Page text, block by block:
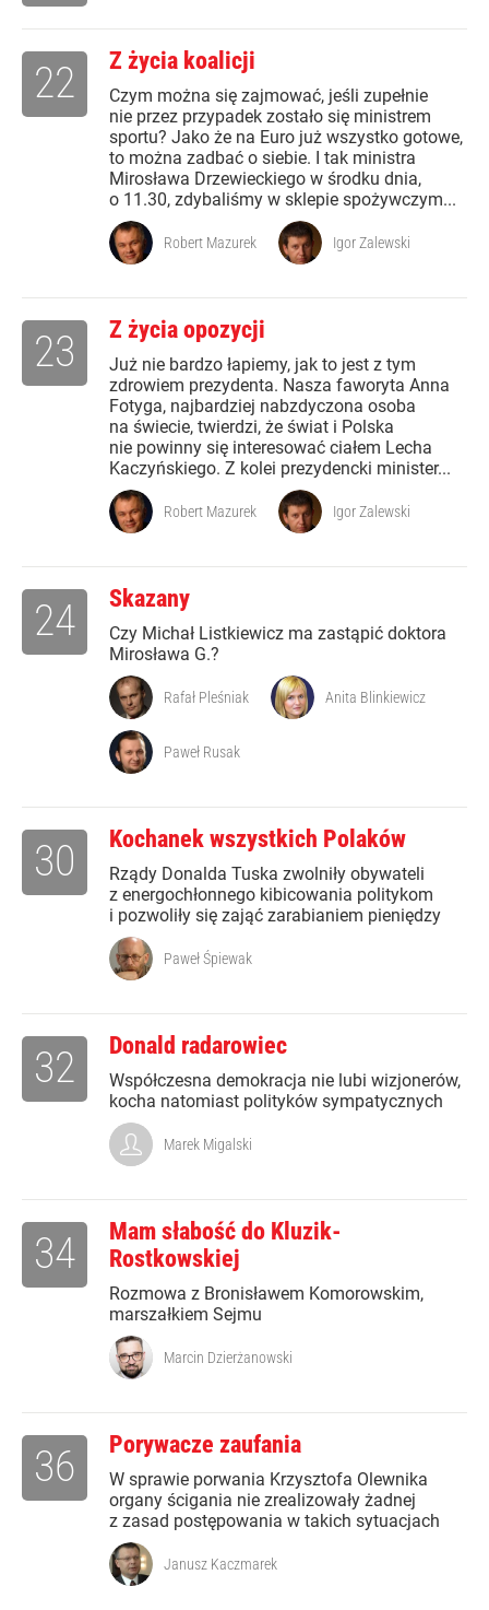
Z życia koalicji
Czym można się zajmować, jeśli zupełnie
nie przez przypadek zostało się ministrem
sportu? Jako że na Euro już wszystko gotowe,
to można zadbać o siebie. I tak ministra
Mirosława Drzewieckiego w środku dnia,
o 11.30, zdybaliśmy w sklepie spożywczym...
22
Robert Mazurek Igor Zalewski
Z życia opozycji
Już nie bardzo łapiemy, jak to jest z tym
zdrowiem prezydenta. Nasza faworyta Anna
Fotyga, najbardziej nabzdyczona osoba
na świecie, twierdzi, że świat i Polska
nie powinny się interesować ciałem Lecha
Kaczyńskiego. Z kolei prezydencki minister...
23
Robert Mazurek Igor Zalewski
Skazany
Czy Michał Listkiewicz ma zastąpić doktora
Mirosława G.?
24
Rafał Pleśniak Anita Blinkiewicz
Paweł Rusak
Kochanek wszystkich Polaków
Rządy Donalda Tuska zwolniły obywateli
z energochłonnego kibicowania politykom
i pozwoliły się zająć zarabianiem pieniędzy
30
Paweł Śpiewak
Donald radarowiec
Współczesna demokracja nie lubi wizjonerów,
kocha natomiast polityków sympatycznych
32
Marek Migalski
Mam słabość do Kluzik-
Rostkowskiej
Rozmowa z Bronisławem Komorowskim,
marszałkiem Sejmu
34
Marcin Dzierżanowski
Porywacze zaufania
W sprawie porwania Krzysztofa Olewnika
organy ścigania nie zrealizowały żadnej
z zasad postępowania w takich sytuacjach
36
Janusz Kaczmarek